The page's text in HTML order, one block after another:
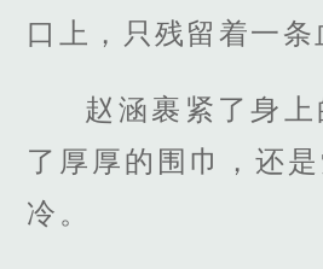
口上，只残留着一条
赵涵裹紧了身
了厚厚的围巾，还
冷。